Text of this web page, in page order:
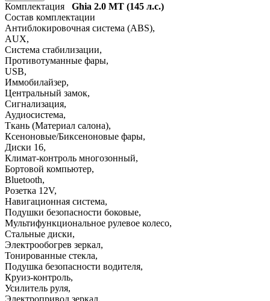
Комплектация Ghia 2.0 MT (145 л.с.)
Состав комплектации
Антиблокировочная система (ABS),
AUX,
Система стабилизации,
Противотуманные фары,
USB,
Иммобилайзер,
Центральный замок,
Сигнализация,
Аудиосистема,
Ткань (Материал салона),
Ксеноновые/Биксеноновые фары,
Диски 16,
Климат-контроль многозонный,
Бортовой компьютер,
Bluetooth,
Розетка 12V,
Навигационная система,
Подушки безопасности боковые,
Мультифункциональное рулевое колесо,
Стальные диски,
Электрообогрев зеркал,
Тонированные стекла,
Подушка безопасности водителя,
Круиз-контроль,
Усилитель руля,
Электропривод зеркал,